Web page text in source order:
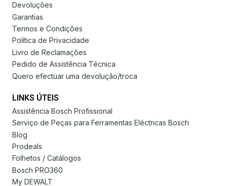
Devoluções
Garantias
Termos e Condições
Política de Privacidade
Livro de Reclamações
Pedido de Assistência Técnica
Quero efectuar uma devolução/troca
LINKS ÚTEIS
Assistência Bosch Profissional
Serviço de Peças para Ferramentas Eléctricas Bosch
Blog
Prodeals
Folhetos / Catálogos
Bosch PRO360
My DEWALT